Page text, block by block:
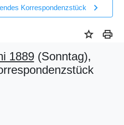
Korrespondenzstück chevron_right
star print
1889(Sonntag),